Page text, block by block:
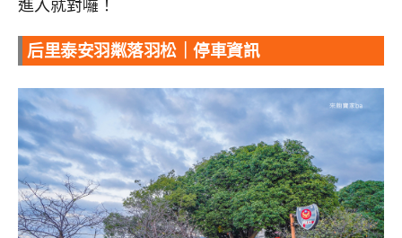
進入就對囉！
后里泰安羽粼落羽松｜停車資訊